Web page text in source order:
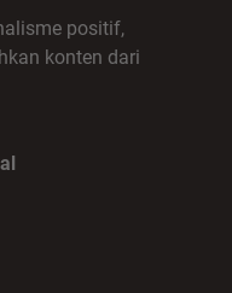
positif,
konten dari